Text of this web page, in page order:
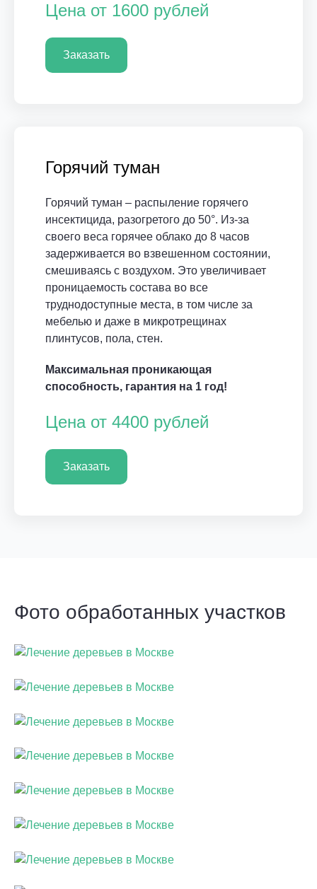
Цена от 1600 рублей
Заказать
Горячий туман
Горячий туман – распыление горячего
инсектицида, разогретого до 50°. Из-за
своего веса горячее облако до 8 часов
задерживается во взвешенном состоянии,
смешиваясь с воздухом. Это увеличивает
проницаемость состава во все
труднодоступные места, в том числе за
мебелью и даже в микротрещинах
плинтусов, пола, стен.
Максимальная проникающая
способность, гарантия на 1 год!
Цена от 4400 рублей
Заказать
Фото обработанных участков